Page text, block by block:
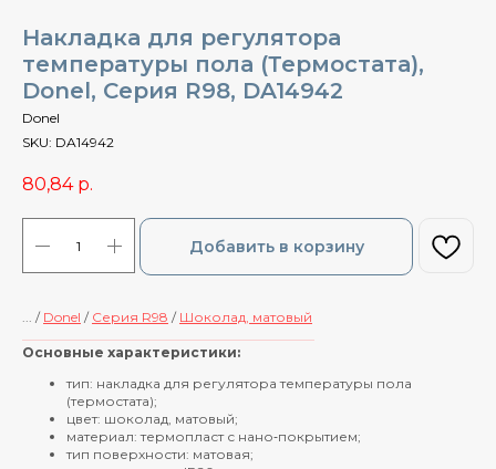
Накладка для регулятора
температуры пола (Термостата),
Donel, Cерия R98, DA14942
Donel
SKU: DA14942
80,84 р.
Добавить в корзину
... / Donel / Cерия R98 / Шоколад, матовый
Основные характеристики:
тип: накладка для регулятора температуры пола
(термостата);
цвет: шоколад, матовый;
материал: термопласт с нано‑покрытием;
тип поверхности: матовая;